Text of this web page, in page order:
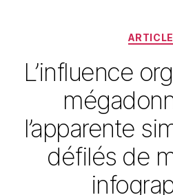
L’influence
l’apparente
défilés de